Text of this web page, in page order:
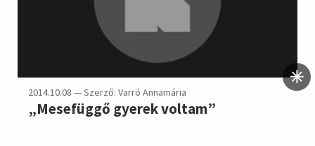
2014.10.08 — Szerző: Varró Annamária
„Mesefüggő gyerek voltam”